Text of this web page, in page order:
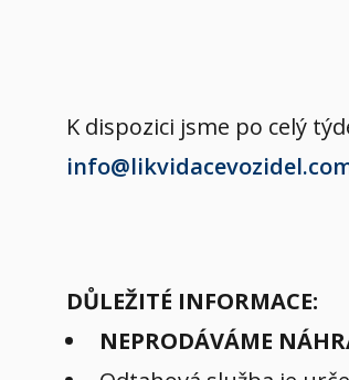
K dispozici jsme po celý
DŮLEŽITÉ INFORMACE:
NEPRODÁVÁME